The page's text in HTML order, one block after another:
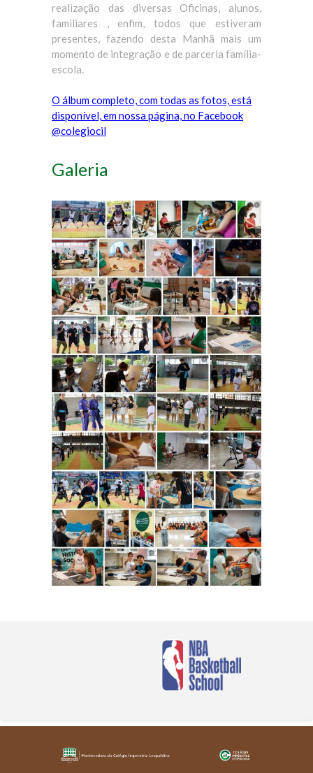
realização das diversas Oficinas, alunos,
familiares , enfim, todos que estiveram
presentes, fazendo desta Manhã mais um
momento de integração e de parceria família-
escola.
O álbum completo, com todas as fotos, está
disponível, em nossa página, no Facebook
@colegiocil
Galeria